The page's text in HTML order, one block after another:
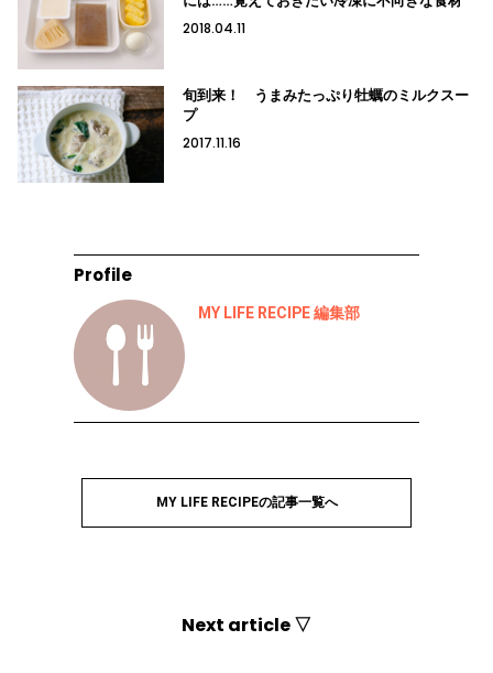
2018.04.11
旬到来！ うまみたっぷり牡蠣のミルクスー
プ
2017.11.16
Profile
MY LIFE RECIPE 編集部
MY LIFE RECIPEの記事一覧へ
Next article ▽